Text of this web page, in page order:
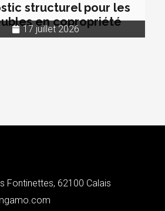
structurel pour les
en copropriété
17 juillet 2026
Fontinettes, 62100 Calais